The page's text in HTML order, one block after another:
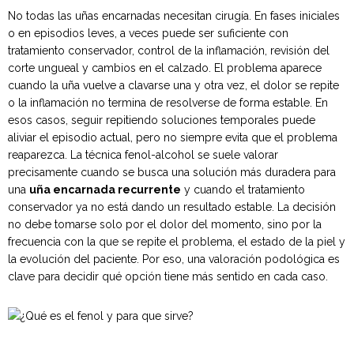
No todas las uñas encarnadas necesitan cirugía. En fases iniciales
o en episodios leves, a veces puede ser suficiente con
tratamiento conservador, control de la inflamación, revisión del
corte ungueal y cambios en el calzado. El problema aparece
cuando la uña vuelve a clavarse una y otra vez, el dolor se repite
o la inflamación no termina de resolverse de forma estable. En
esos casos, seguir repitiendo soluciones temporales puede
aliviar el episodio actual, pero no siempre evita que el problema
reaparezca. La técnica fenol-alcohol se suele valorar
precisamente cuando se busca una solución más duradera para
una uña encarnada recurrente y cuando el tratamiento
conservador ya no está dando un resultado estable. La decisión
no debe tomarse solo por el dolor del momento, sino por la
frecuencia con la que se repite el problema, el estado de la piel y
la evolución del paciente. Por eso, una valoración podológica es
clave para decidir qué opción tiene más sentido en cada caso.